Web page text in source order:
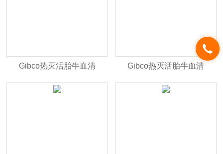
Gibco热灭活胎牛血清
16140-089
Gibco热灭活胎牛血清
16140-071